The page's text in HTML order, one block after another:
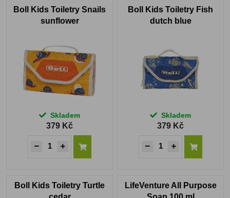
Boll Kids Toiletry Snails
sunflower
Skladem
379 Kč
Boll Kids Toiletry Fish
dutch blue
Skladem
379 Kč
Boll Kids Toiletry Turtle
LifeVenture All Purpose